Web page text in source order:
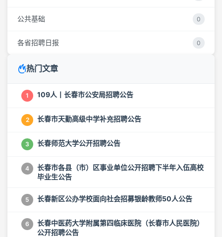
公共基础 0
各省招聘日报 0
热门文章
1 109人丨长春市公安局招聘公告
2 长春市天勤高级中学补充招聘公告
3 长春师范大学公开招聘公告
4
长春市各县（市）区事业单位公开招聘下半年入伍高校
毕业生公告
5 长春新区公办学校面向社会招募银龄教师50人公告
6
长春中医药大学附属第四临床医院（长春市人民医院）
公开招聘公告